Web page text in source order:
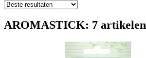
AROMASTICK: 7 artikelen